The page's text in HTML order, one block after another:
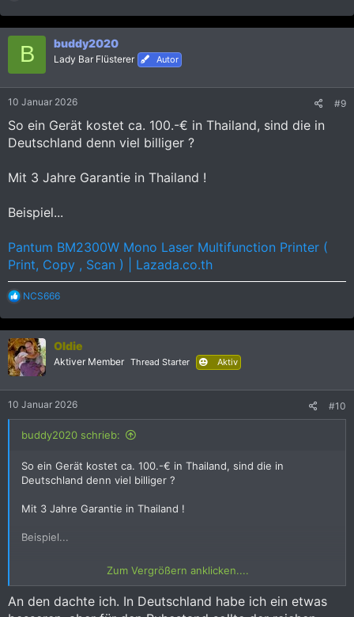
a
k
i
n
B buddy2020
Lady Bar Flüsterer Autor
10 Januar 2026 #9
So ein Gerät kostet ca. 100.-€ in Thailand, sind die in
Deutschland denn viel billiger ?
Mit 3 Jahre Garantie in Thailand !
Beispiel...
Pantum BM2300W Mono Laser Multifunction Printer (
Print, Copy , Scan ) | Lazada.co.th
R
a
k
t
i
o
n
:
NCS666
Oldie
Aktiver Member Thread Starter Aktiv
10 Januar 2026 #10
buddy2020 schrieb:
So ein Gerät kostet ca. 100.-€ in Thailand, sind die in
Deutschland denn viel billiger ?
Mit 3 Jahre Garantie in Thailand !
Beispiel...
Pantum BM2300W Mono Laser Multifunction Printer ( Print,
Copy , Scan ) | Lazada.co.th
Zum Vergrößern anklicken....
An den dachte ich. In Deutschland habe ich ein etwas